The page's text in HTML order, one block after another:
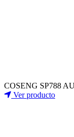
COSENG SP788
Ver producto